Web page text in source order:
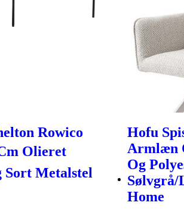
Rowico
Cm Olieret
Sort Metalstel
Hofu
Armlæn
Og
Sølvgrå/
Home